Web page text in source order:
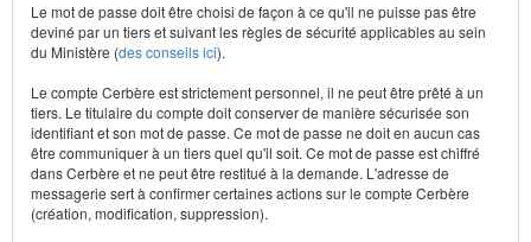
Le mot de passe doit être choisi de façon à ce qu'il ne puisse pas être
deviné par un tiers et suivant les règles de sécurité applicables au sein
du Ministère (des conseils ici).
Le compte Cerbère est strictement personnel, il ne peut être prêté à un
tiers. Le titulaire du compte doit conserver de manière sécurisée son
identifiant et son mot de passe. Ce mot de passe ne doit en aucun cas
être communiquer à un tiers quel qu'il soit. Ce mot de passe est chiffré
dans Cerbère et ne peut être restitué à la demande. L'adresse de
messagerie sert à confirmer certaines actions sur le compte Cerbère
(création, modification, suppression).